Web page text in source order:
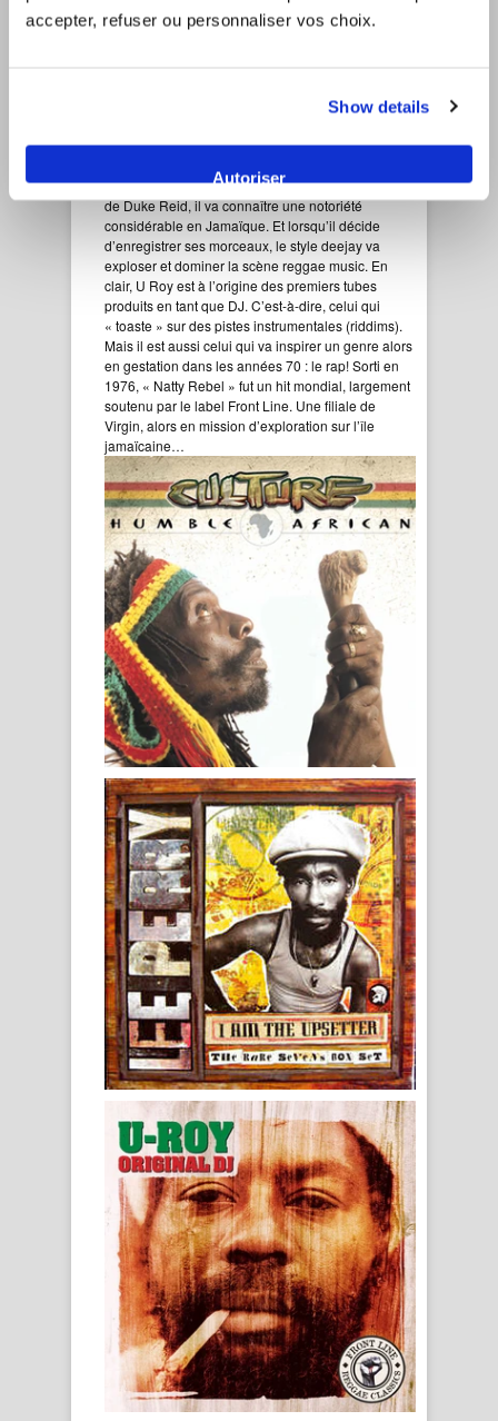
accepter, refuser ou personnaliser vos choix.
Show details
Autoriser
U ROY – Natty Rebel
On sous-estime trop souvent le rôle prépondérant
musicale moderne. Alors qu’il n’avait pas 20 ans, U
systems de Kingston. Aux côtés de King Tubby ou
de Duke Reid, il va connaître une notoriété
considérable en Jamaïque. Et lorsqu’il décide
d’enregistrer ses morceaux, le style deejay va
exploser et dominer la scène reggae music. En
clair, U Roy est à l’origine des premiers tubes
produits en tant que DJ. C’est-à-dire, celui qui
« toaste » sur des pistes instrumentales (riddims).
Mais il est aussi celui qui va inspirer un genre alors
en gestation dans les années 70 : le rap! Sorti en
1976, « Natty Rebel » fut un hit mondial, largement
soutenu par le label Front Line. Une filiale de
Virgin, alors en mission d’exploration sur l’île
jamaïcaine…